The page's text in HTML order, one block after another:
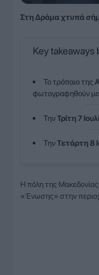
Στη Δράμα χτυπά
Key takeaways
Το τρόπαιο της
φωτογραφηθούν
ΤηνΤρίτη 7
ΤηνΤετάρτη 8
Η πόλη της Μακεδονίας
«Ένωσης» στην